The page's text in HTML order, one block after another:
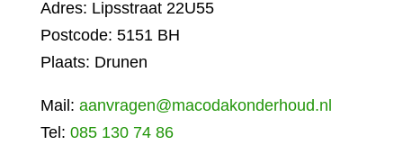
Adres: Lipsstraat 22U55
Postcode: 5151 BH
Plaats: Drunen
Mail: aanvragen@macodakonderhoud.nl
Tel: 085 130 74 86